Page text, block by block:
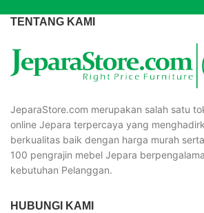
TENTANG KAMI
JeparaStore.com merupakan salah satu
online Jepara terpercaya yang
berkualitas baik dengan harga murah
100 pengrajin mebel Jepara
kebutuhan Pelanggan.
HUBUNGI KAMI